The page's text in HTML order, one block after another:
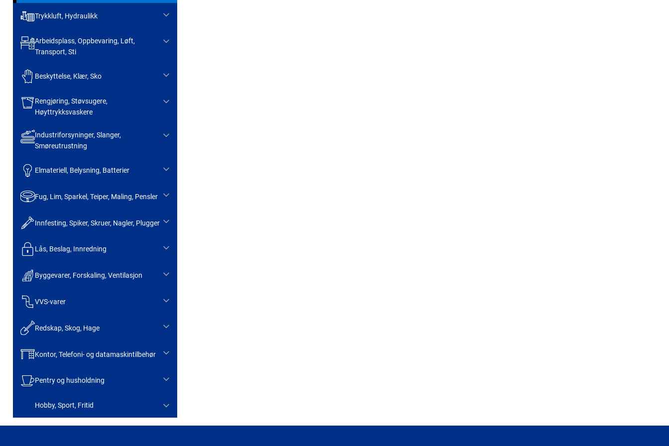
Trykkluft, Hydraulikk
Arbeidsplass, Oppbevaring, Løft,
Transport, Sti
Beskyttelse, Klær, Sko
Rengjøring, Støvsugere,
Høyttrykksvaskere
Industriforsyninger, Slanger,
Smøreutrustning
Elmateriell, Belysning, Batterier
Fug, Lim, Sparkel, Teiper, Maling, Pensler
Innfesting, Spiker, Skruer, Nagler, Plugger
Lås, Beslag, Innredning
Byggevarer, Forskaling, Ventilasjon
VVS-varer
Redskap, Skog, Hage
Kontor, Telefoni- og datamaskintilbehør
Pentry og husholdning
Hobby, Sport, Fritid